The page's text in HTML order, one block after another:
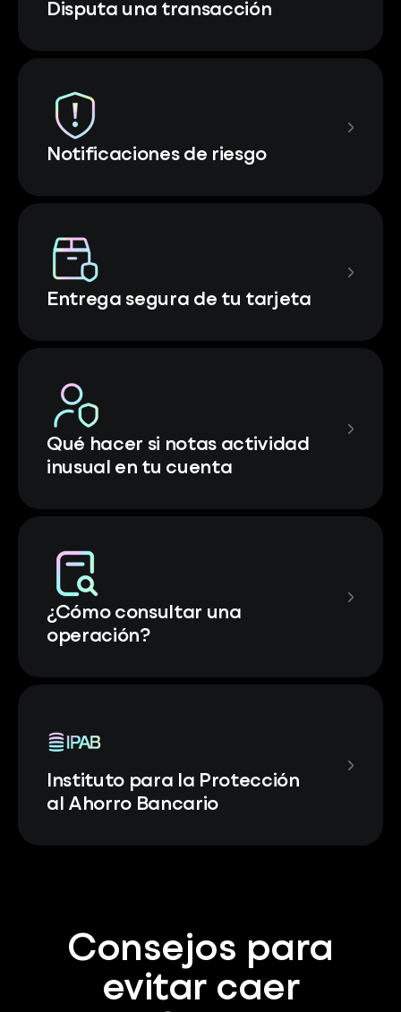
Disputa una transacción
Notificaciones de riesgo
Entrega segura de tu tarjeta
Qué hacer si notas actividad
inusual en tu cuenta
¿Cómo consultar una
operación?
Instituto para la Protección
al Ahorro Bancario
Consejos para
evitar caer